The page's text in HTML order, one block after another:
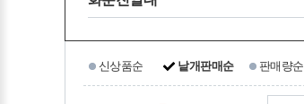
신상품순 낱개판매순 판매량순